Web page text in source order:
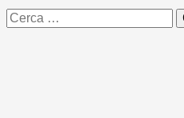
Ricerca
per: